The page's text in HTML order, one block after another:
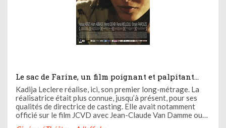
Le sac de Farine, un film poignant et palpitant...
Kadija Leclere réalise, ici, son premier long-métrage. La
réalisatrice était plus connue, jusqu’à présent, pour ses
qualités de directrice de casting. Elle avait notamment
officié sur le film JCVD avec Jean-Claude Van Damme ou